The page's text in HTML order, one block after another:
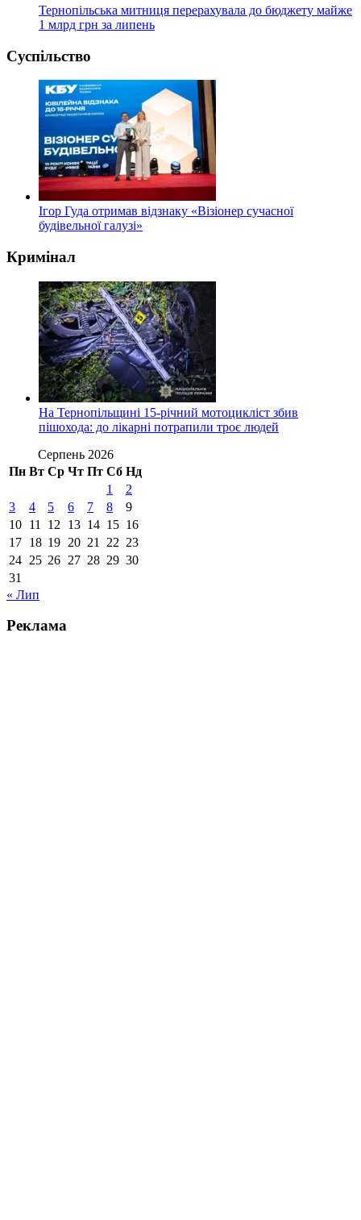
Тернопільська митниця перерахувала до бюджету майже
1 млрд грн за липень
Суспільство
Ігор Гуда отримав відзнаку «Візіонер сучасної
будівельної галузі»
Кримінал
На Тернопільщині 15-річний мотоцикліст збив
пішохода: до лікарні потрапили троє людей
Серпень 2026
Пн Вт Ср Чт Пт Сб Нд
1
2
3
4 5 6 7 8
9
10 11 12 13 14 15 16
17 18 19 20 21 22 23
24 25 26 27 28 29 30
31
« Лип
Реклама